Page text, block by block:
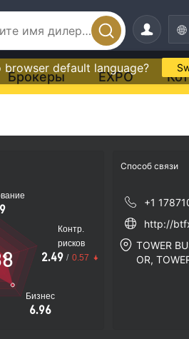
browser default language?
Брокеры EXPO
Бизнес
6.96
Контр.
рисков
2.49 / 0.57
Способ связи
+1
http://
TOWER
OR,